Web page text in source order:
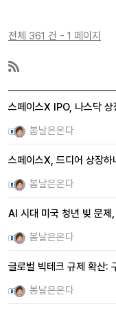
전체 361 건 - 1 페이지
스페이스X IPO, 나스닥
봄날은온다
스페이스X, 드디어 상장
봄날은온다
AI 시대 미국 청년 빚 문
봄날은온다
글로벌 빅테크 규제 확산:
봄날은온다